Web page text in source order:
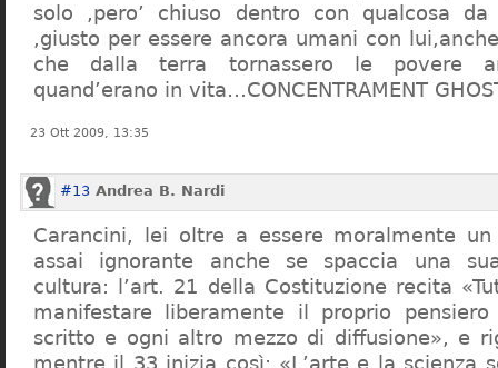
solo ,pero’ chiuso dentro con qualcosa
,giusto per essere ancora umani con
che dalla terra tornassero le povere
quand’erano in vita…CONCENTRAMENT
23 Ott 2009, 13:35
#13 Andrea B. Nardi
Carancini, lei oltre a essere moralmente
assai ignorante anche se spaccia una
cultura: l’art. 21 della Costituzione recita
manifestare liberamente il proprio
scritto e ogni altro mezzo di diffusione», e
mentre il 33 inizia così: «L’arte e la scienza